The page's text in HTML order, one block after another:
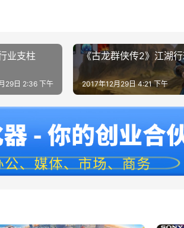
业支柱
29日 2:36 下午
《古龙群侠传2》江湖
2017年12月29日 4:21 下午